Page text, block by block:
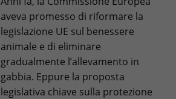
aveva promesso di riformare la
legislazione UE sul benessere
animale e di eliminare
gradualmente l’allevamento in
gabbia. Eppure la proposta
legislativa chiave sulla protezione